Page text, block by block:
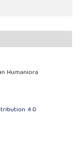
Humaniora
4.0